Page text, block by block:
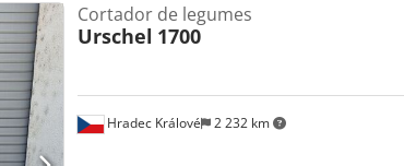
Hradec Králové 2 232 km
Cortador de legumes
Urschel 1700